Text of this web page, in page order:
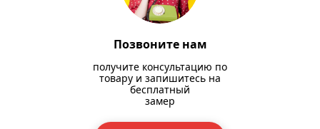
Позвоните нам
получите консультацию по
товару и запишитесь на
бесплатный
замер